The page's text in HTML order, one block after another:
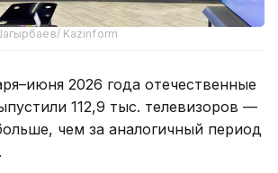
Kazinform
2026 года отечественные
112,9 тыс. телевизоров —
чем за аналогичный период